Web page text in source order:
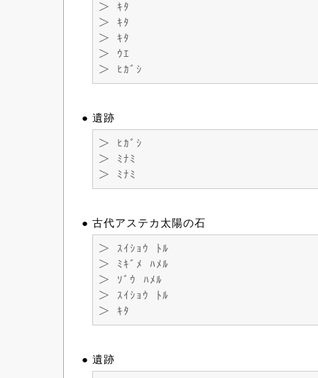
＞ ｷﾀ
＞ ｷﾀ
＞ ｷﾀ
＞ ｳｴ
＞ ﾋｶﾞｼ
● 遺跡
＞ ﾋｶﾞｼ
＞ ﾐﾅﾐ
＞ ﾐﾅﾐ
● 古代アステカ太陽の石
＞ ｽｲｼｮｳ ﾄﾙ
＞ ﾐｷﾞﾒ ﾊﾒﾙ
＞ ｿﾞｳ ﾊﾒﾙ
＞ ｽｲｼｮｳ ﾄﾙ
＞ ｷﾀ
● 遺跡